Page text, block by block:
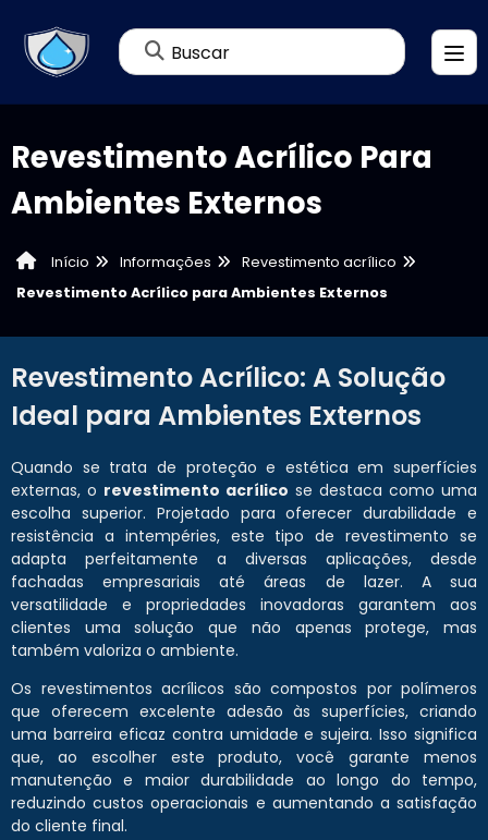
Buscar
Revestimento Acrílico Para
Ambientes Externos
Início Informações
Revestimento acrílico
Revestimento Acrílico para Ambientes Externos
Revestimento Acrílico: A Solução
Ideal para Ambientes Externos
Quando se trata de proteção e estética em superfícies
externas, o revestimento acrílico se destaca como uma
escolha superior. Projetado para oferecer durabilidade e
resistência a intempéries, este tipo de revestimento se
adapta perfeitamente a diversas aplicações, desde
fachadas empresariais até áreas de lazer. A sua
versatilidade e propriedades inovadoras garantem aos
clientes uma solução que não apenas protege, mas
também valoriza o ambiente.
Os revestimentos acrílicos são compostos por polímeros
que oferecem excelente adesão às superfícies, criando
uma barreira eficaz contra umidade e sujeira. Isso significa
que, ao escolher este produto, você garante menos
manutenção e maior durabilidade ao longo do tempo,
reduzindo custos operacionais e aumentando a satisfação
do cliente final.